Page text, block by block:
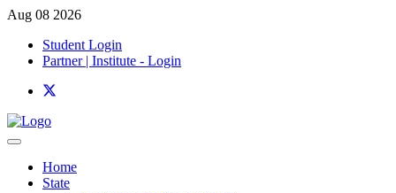
Aug 08 2026
Student Login
Partner | Institute - Login
Home
State